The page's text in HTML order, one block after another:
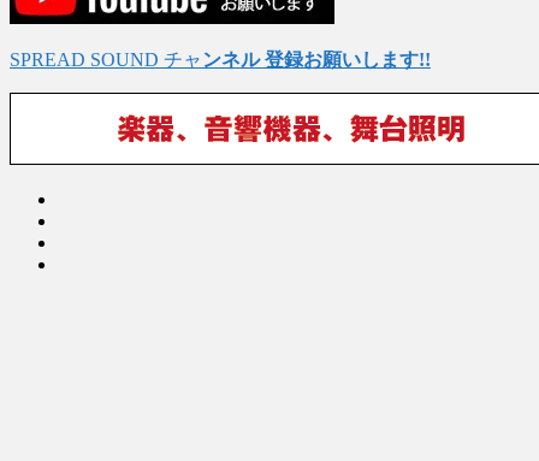
SPREAD SOUND チャ ンネル 登録お願いします!!